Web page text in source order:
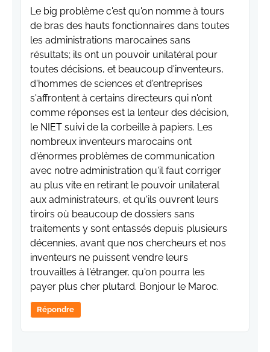
Le big problème c'est qu'on nomme à tours
de bras des hauts fonctionnaires dans toutes
les administrations marocaines sans
résultats; ils ont un pouvoir unilatéral pour
toutes décisions, et beaucoup d'inventeurs,
d'hommes de sciences et d'entreprises
s'affrontent à certains directeurs qui n'ont
comme réponses est la lenteur des décision,
le NIET suivi de la corbeille à papiers. Les
nombreux inventeurs marocains ont
d'énormes problèmes de communication
avec notre administration qu'il faut corriger
au plus vite en retirant le pouvoir unilateral
aux administrateurs, et qu'ils ouvrent leurs
tiroirs où beaucoup de dossiers sans
traitements y sont entassés depuis plusieurs
décennies, avant que nos chercheurs et nos
inventeurs ne puissent vendre leurs
trouvailles à l'étranger, qu'on pourra les
payer plus cher plutard. Bonjour le Maroc.
Répondre